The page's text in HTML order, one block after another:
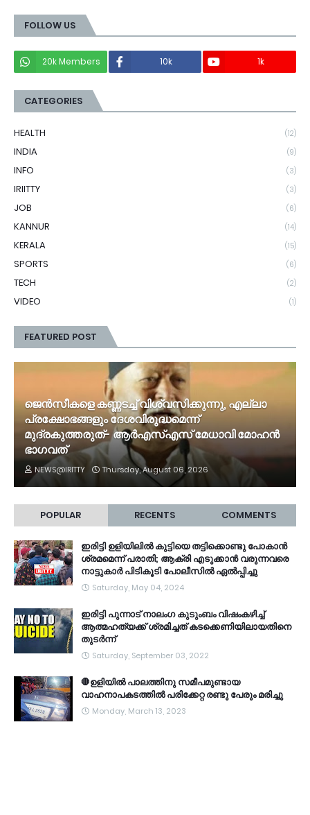
FOLLOW US
20k Members 10k 1k
CATEGORIES
HEALTH (12)
INDIA (9)
INFO (3)
IRIITTY (3)
JOB (6)
KANNUR (14)
KERALA (15)
SPORTS (6)
TECH (2)
VIDEO (1)
FEATURED POST
ജെൻസീകളെ കണ്ണടച്ച് വിശ്വസിക്കുന്നു, എല്ലാ
പ്രക്ഷോഭങ്ങളും ദേശവിരുദ്ധമെന്ന്
മുദ്രകുത്തരുത്- ആർഎസ്എസ് മേധാവി മോഹൻ
ഭാ​ഗവത്
NEWS@IRITTY Thursday, August 06, 2026
POPULAR RECENTS COMMENTS
ഇരിട്ടി ഉളിയിലിൽ കുട്ടിയെ തട്ടിക്കൊണ്ടു പോകാൻ
ശ്രമമെന്ന് പരാതി; ആക്രി എടുക്കാൻ വരുന്നവരെ
നാട്ടുകാർ പിടികൂടി പോലീസിൽ ഏൽപ്പിച്ചു
Saturday, May 04, 2024
ഇരിട്ടി പുന്നാട് നാലംഗ കുടുംബം വിഷംകഴിച്ച്‌
ആത്മഹത്യക്ക് ശ്രമിച്ചത് കടക്കെണിയിലായതിനെ
തുടർന്ന്
Saturday, September 03, 2022
🛑ഉളിയിൽ പാലത്തിനു സമീപമുണ്ടായ
വാഹനാപകടത്തിൽ പരിക്കേറ്റ രണ്ടു പേരും മരിച്ചു
Monday, March 13, 2023